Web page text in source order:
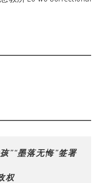
”“墨落无悔”签署
权